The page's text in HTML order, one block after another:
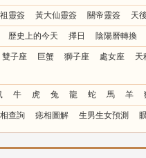
靈簽 黃大仙靈簽 關帝靈簽 天
歷史上的今天 擇日 陰陽曆轉換
雙子座 巨蟹 獅子座 處女座 天
牛 虎 兔 龍 蛇 馬 羊
查詢 痣相圖解 生男生女預測